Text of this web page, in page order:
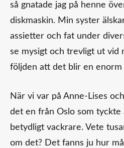
så gnatade jag på henne
diskmaskin. Min syster
assietter och fat under
se mysigt och trevligt ut vid
följden att det blir en enorm
När vi var på Anne-Lises
det en från Oslo som tyckte
betydligt vackrare. Vete
om det? Det fanns ju hur